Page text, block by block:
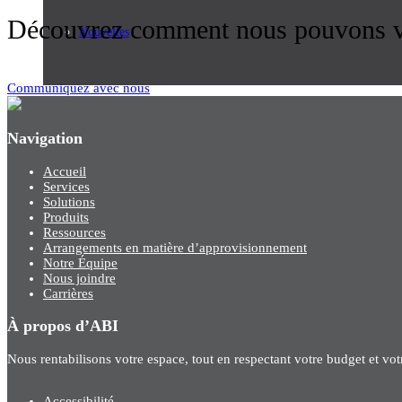
Nouvelles
Découvrez comment nous pouvons
Communiquez avec nous
Navigation
Accueil
Services
Solutions
Produits
Ressources
Arrangements en matière d’approvisionnement
Notre Équipe
Nous joindre
Carrières
À propos d’ABI
Nous rentabilisons votre espace, tout en respectant votre budget et